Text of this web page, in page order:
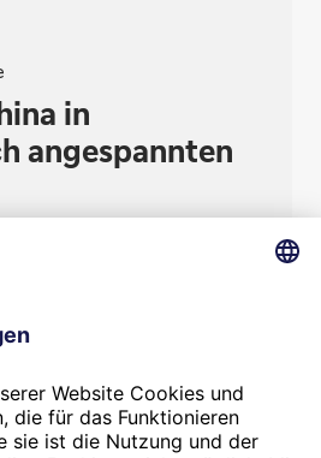
in
angespannten
vom Bonus zum